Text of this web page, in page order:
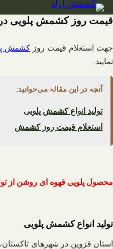
رفتن
به
قیمت روز کشمش پلویی
جهت استعلام قیمت روز کشمش
نمایید.
آنچه در این مقاله می‌خوانید:
تولید انواع کشمش پلویی
استعلام قیمت روز کشمش
محصول پلویی قهوه ای روشن از
تولید انواع کشمش پلویی
استان قزوین در شهرهای